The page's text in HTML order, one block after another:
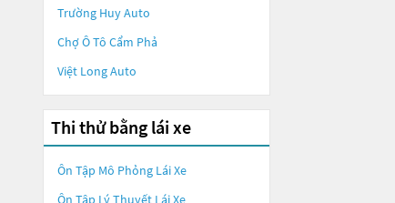
Trường Huy Auto
Chợ Ô Tô Cẩm Phả
Việt Long Auto
Thi thử bằng lái xe
Ôn Tập Mô Phỏng Lái Xe
Ôn Tập Lý Thuyết Lái Xe